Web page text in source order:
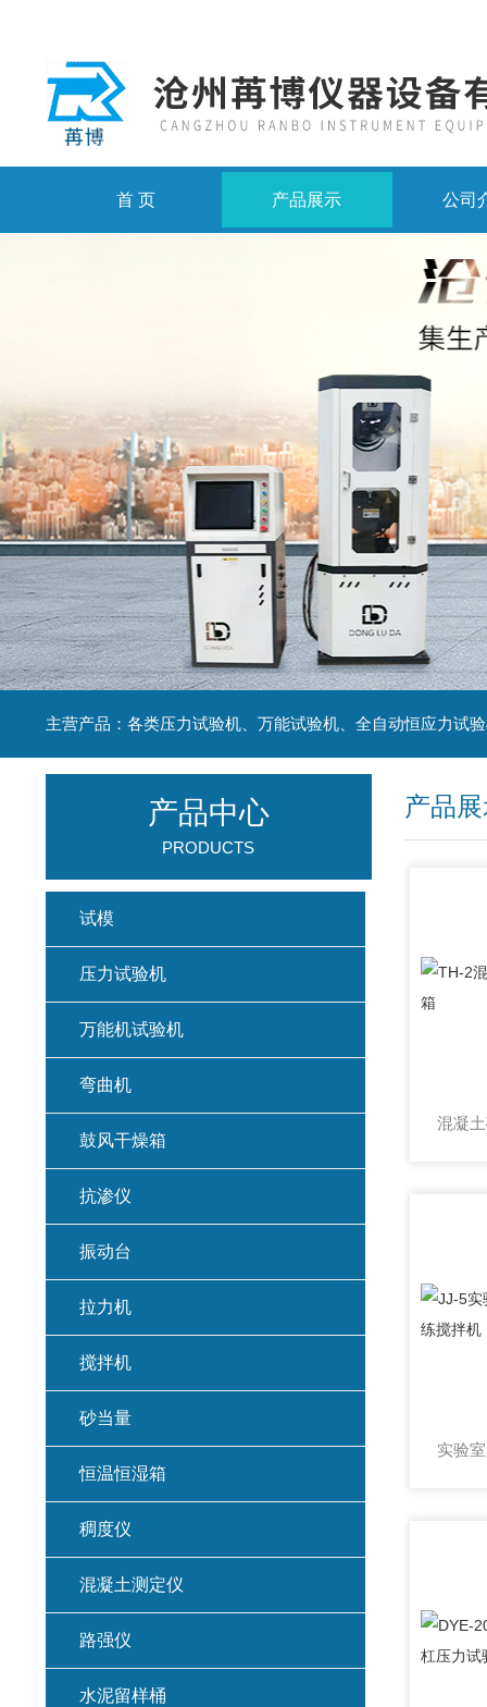
首 页 产品展示 公司
主营产品：各类压力试验机、万能试验机、全自动恒应力试
产品
产品中心
PRODUCTS
试模
压力试验机
万能机试验机
弯曲机
鼓风干燥箱
抗渗仪
振动台
拉力机
搅拌机
砂当量
恒温恒湿箱
稠度仪
混凝土测定仪
路强仪
水泥留样桶